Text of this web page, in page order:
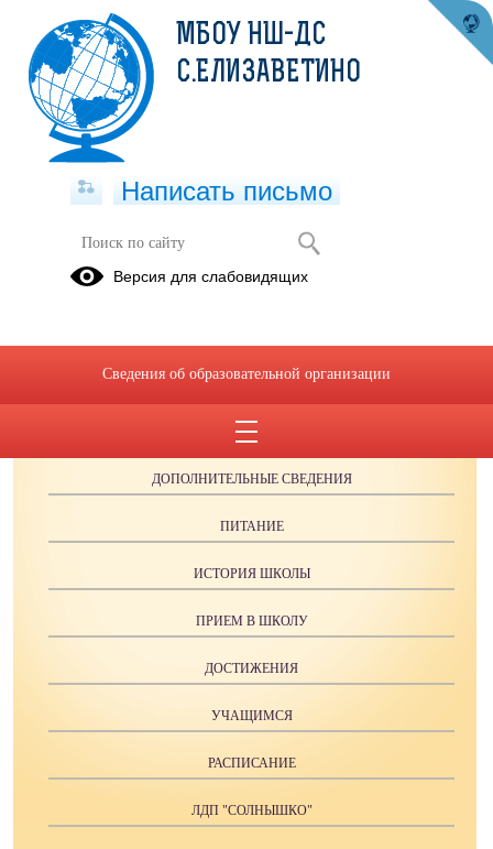
ОБРАЩЕНИЯ ГРАЖДАН
ПРОТИВОДЕЙСТВИЕ КОРРУПЦИИ
ДОПОЛНИТЕЛЬНЫЕ СВЕДЕНИЯ
ПИТАНИЕ
ИСТОРИЯ ШКОЛЫ
ПРИЕМ В ШКОЛУ
ДОСТИЖЕНИЯ
УЧАЩИМСЯ
РАСПИСАНИЕ
ЛДП "СОЛНЫШКО"
МБОУ НШ-ДС
С.ЕЛИЗАВЕТИНО
Написать письмо
Версия для слабовидящих
Сведения об образовательной организации